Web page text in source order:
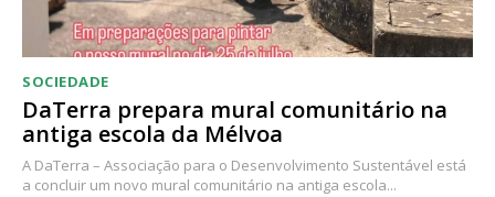
Escolha o plano
SOCIEDADE
DaTerra prepara mural comunitário na
antiga escola da Mélvoa
A DaTerra – Associação para o Desenvolvimento Sustentável está
a concluir um novo mural comunitário na antiga escola...